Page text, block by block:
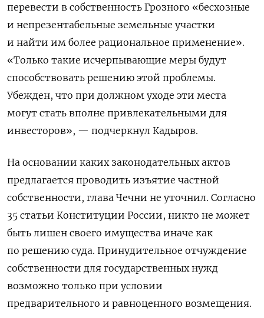
перевести в собственность Грозного «бесхозные
и непрезентабельные земельные участки
и найти им более рациональное применение».
«Только такие исчерпывающие меры будут
способствовать решению этой проблемы.
Убежден, что при должном уходе эти места
могут стать вполне привлекательными для
инвесторов», — подчеркнул Кадыров.
На основании каких законодательных актов
предлагается проводить изъятие частной
собственности, глава Чечни не уточнил. Согласно
35 статьи Конституции России, никто не может
быть лишен своего имущества иначе как
по решению суда. Принудительное отчуждение
собственности для государственных нужд
возможно только при условии
предварительного и равноценного возмещения.